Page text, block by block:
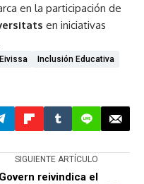
en la participación de
en iniciativas
Eivissa
Inclusión Educativa
SIGUIENTE ARTÍCULO
reivindica el